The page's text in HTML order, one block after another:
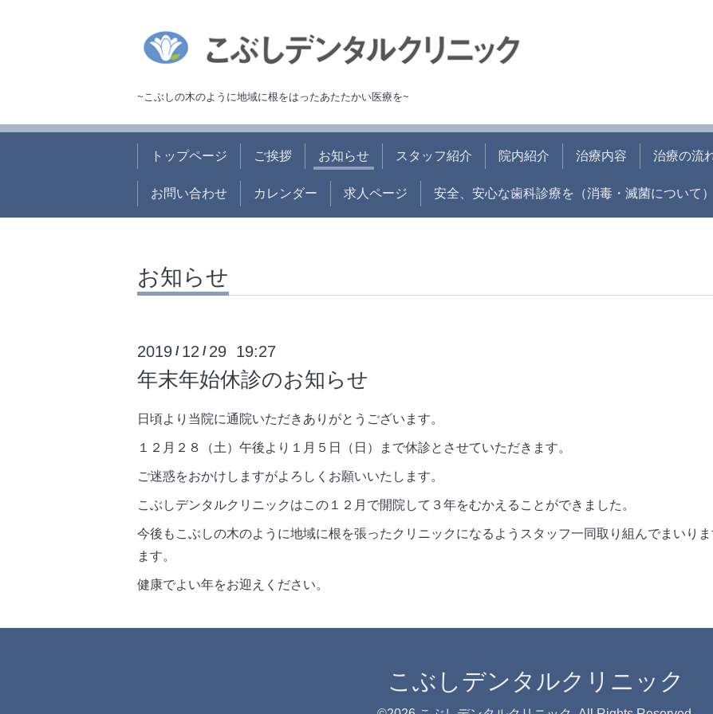
~こぶしの木のように地域に根をはったあたたかい医療を~
トップページ ご挨拶 お知らせ スタッフ紹介 院内紹介 治療内容 治療の流
お問い合わせ カレンダー 求人ページ 安全、安心な歯科診療を（消毒・滅菌について）
お知らせ
2019 / 12 / 29 19:27
年末年始休診のお知らせ
日頃より当院に通院いただきありがとうございます。
１２月２８（土）午後より１月５日（日）まで休診とさせていただきます。
ご迷惑をおかけしますがよろしくお願いいたします。
こぶしデンタルクリニックはこの１２月で開院して３年をむかえることができました。
今後もこぶしの木のように地域に根を張ったクリニックになるようスタッフ一同取り組んでまいり
ます。
健康でよい年をお迎えください。
こぶしデンタルクリニック